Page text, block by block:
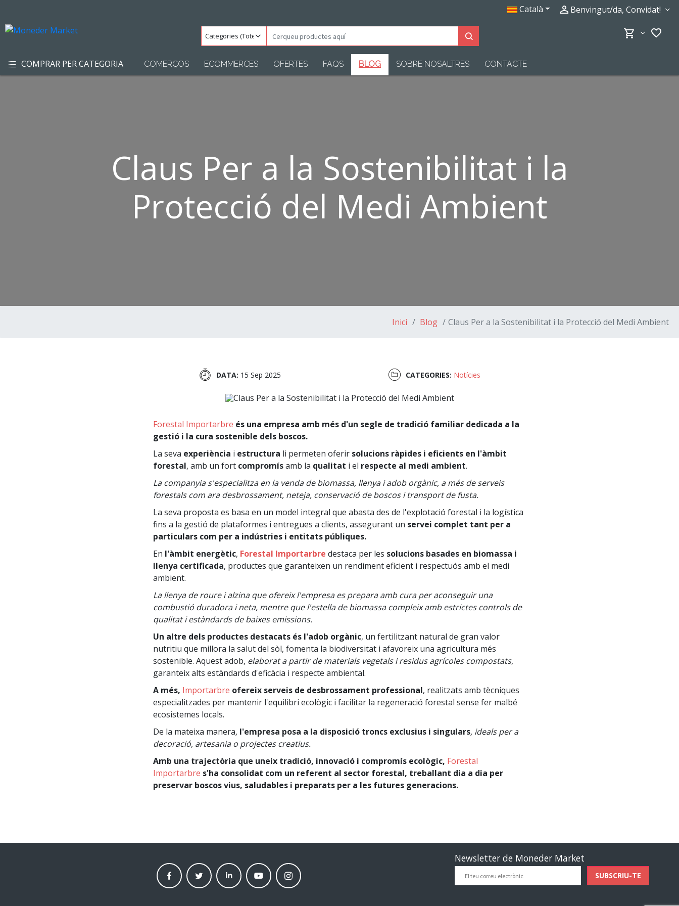
Català perm_identity Benvingut/da, Convidat!
Categories
(Totes)
productes
Cerqueu productes aquí shopping_cart favorite_border
COMPRAR PER CATEGORIA COMERÇOS ECOMMERCES OFERTES FAQS BLOG SOBRE NOSALTRES CONTACTE
Claus Per a la Sostenibilitat i la
Protecció del Medi Ambient
Inici Blog Claus Per a la Sostenibilitat i la Protecció del Medi Ambient
DATA: 15 Sep 2025 CATEGORIES: Notícies
Forestal Importarbre és una empresa amb més d'un segle de tradició familiar dedicada a la
gestió i la cura sostenible dels boscos.
La seva experiència i estructura li permeten oferir solucions ràpides i eficients en l'àmbit
forestal, amb un fort compromísamb la qualitat i el respecte al medi ambient.
La companyia s'especialitza en la venda de biomassa, llenya i adob orgànic, a més de serveis
forestals com ara desbrossament, neteja, conservació de boscos i transport de fusta.
La seva proposta es basa en un model integral que abasta des de l'explotació forestal i la logística
fins a la gestió de plataformes i entregues a clients, assegurant un servei complet tant per a
particulars com per a indústries i entitats públiques.
En l'àmbit energètic, Forestal Importarbre destaca per les solucions basades en biomassa i
llenya certificada, productes que garanteixen un rendiment eficient i respectuós amb el medi
ambient.
La llenya de roure i alzina que ofereix l'empresa es prepara amb cura per aconseguir una
combustió duradora i neta, mentre que l'estella de biomassa compleix amb estrictes controls de
qualitat i estàndards de baixes emissions.
Un altre dels productes destacats és l'adob orgànic, un fertilitzant natural de gran valor
nutritiu que millora la salut del sòl, fomenta la biodiversitat i afavoreix una agricultura més
sostenible. Aquest adob, elaborat a partir de materials vegetals i residus agrícoles compostats,
garanteix alts estàndards d'eficàcia i respecte ambiental.
A més, Importarbre ofereix serveis de desbrossament professional, realitzats amb tècniques
especialitzades per mantenir l'equilibri ecològic i facilitar la regeneració forestal sense fer malbé
ecosistemes locals.
De la mateixa manera, l'empresa posa a la disposició troncs exclusius i singulars, ideals per a
decoració, artesania o projectes creatius.
Amb una trajectòria que uneix tradició, innovació i compromís ecològic, Forestal
Importarbre s'ha consolidat com un referent al sector forestal, treballant dia a dia per
preservar boscos vius, saludables i preparats per a les futures generacions.
facebook
moneder
twitter
moneder
linkedin
moneder
Youtube
moneder
instagram
moneder
Newsletter de Moneder Market
teu
SUBSCRIU-TE